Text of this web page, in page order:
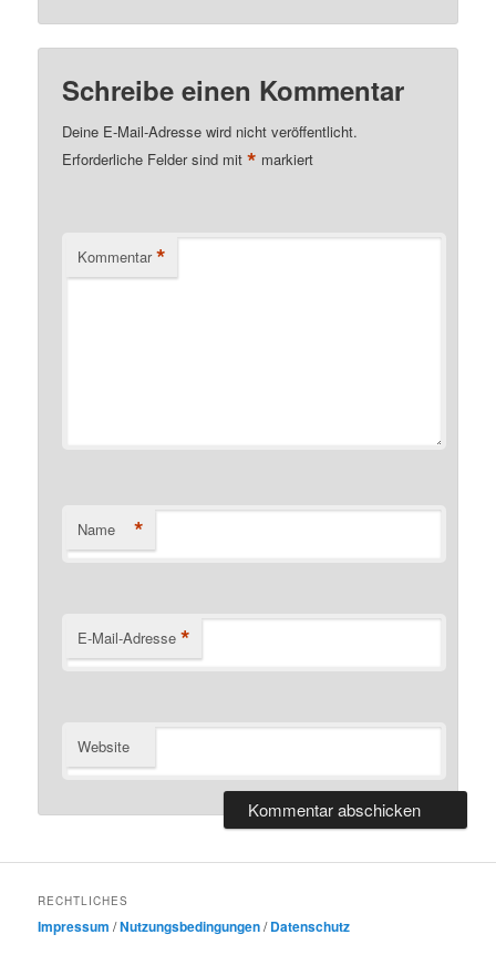
Schreibe einen Kommentar
Deine E-Mail-Adresse wird nicht veröffentlicht.
Erforderliche Felder sind mit* markiert
Kommentar *
Name *
E-Mail-Adresse *
Website
RECHTLICHES
Impressum /Nutzungsbedingungen/Datenschutz